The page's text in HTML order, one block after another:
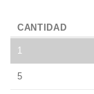
CANTIDAD
1
5